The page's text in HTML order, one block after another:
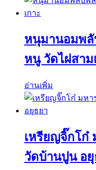
หนุมานอมพลั
หนู วัดไผ่สาม
อ่านเพิ่ม
เหรียญจิ๊กโก๋
วัดบ้านปูน อ